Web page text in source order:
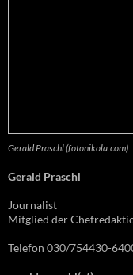
Gerald Praschl (fotonikola.com)
Gerald Praschl
Journalist
Mitglied der
Telefon 030/754430-